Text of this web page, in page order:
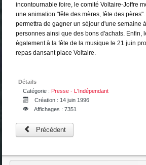
incontournable foire, le comité Voltaire-Joffre
une animation "fête des mères, fête des
permettra de gagner un séjour d'une semaine
personnes ainsi que des bons d'achats. Enfin,
également à la fête de la musique le 21 juin
repas dansant place Voltaire.
Détails
Catégorie : Presse - L'Indépendant
Création : 14 juin 1996
Affichages : 7351
Précédent